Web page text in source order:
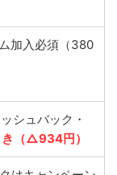
加入必須（380
シュバック・
（△934円）